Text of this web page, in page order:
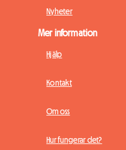
Nyheter
Mer information
Hjälp
Kontakt
Om oss
Hur fungerar det?